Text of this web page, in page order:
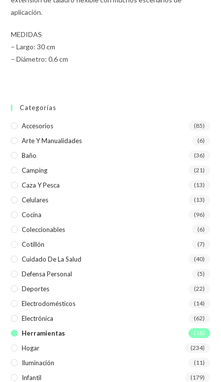
aplicación.
MEDIDAS
– Largo: 30 cm
– Diámetro: 0.6 cm
Categorías
Accesorios (85)
Arte Y Manualidades (6)
Baño (36)
Camping (21)
Caza Y Pesca (13)
Celulares (13)
Cocina (96)
Coleccionables (6)
Cotillón (7)
Cuidado De La Salud (40)
Defensa Personal (5)
Deportes (22)
Electrodomésticos (14)
Electrónica (62)
Herramientas (18)
Hogar (234)
Iluminación (11)
Infantil (179)